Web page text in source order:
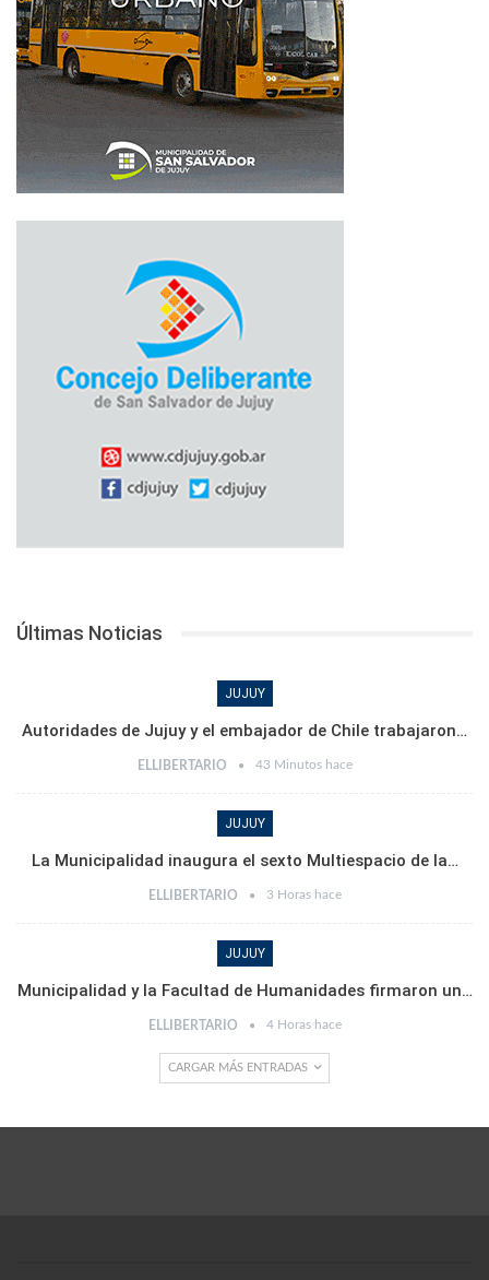
Últimas Noticias
JUJUY
Autoridades de Jujuy y el embajador de Chile trabajaron…
ELLIBERTARIO 43 Minutos hace
JUJUY
La Municipalidad inaugura el sexto Multiespacio de la…
ELLIBERTARIO 3 Horas hace
JUJUY
Municipalidad y la Facultad de Humanidades firmaron un…
ELLIBERTARIO 4 Horas hace
CARGAR MÁS ENTRADAS